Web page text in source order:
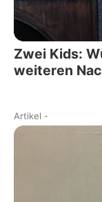
Zwei Kids:
weiteren
Artikel -